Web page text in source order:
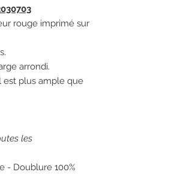
rouge imprimé sur
arrondi.
est plus ample que
les
- Doublure 100%